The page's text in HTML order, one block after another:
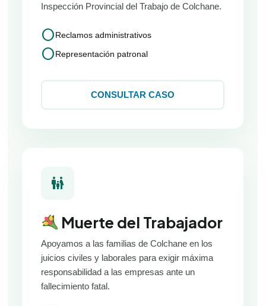
Inspección Provincial del Trabajo de Colchane.
circleReclamos administrativos
circleRepresentación patronal
CONSULTAR CASO
family_restroom
Muerte del Trabajador
Apoyamos a las familias de Colchane en los
juicios civiles y laborales para exigir máxima
responsabilidad a las empresas ante un
fallecimiento fatal.